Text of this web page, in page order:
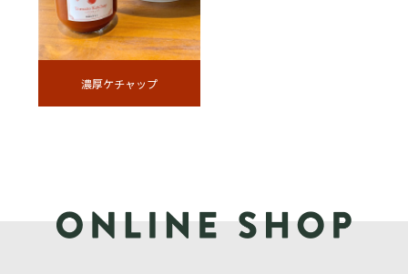
濃厚ケチャップ